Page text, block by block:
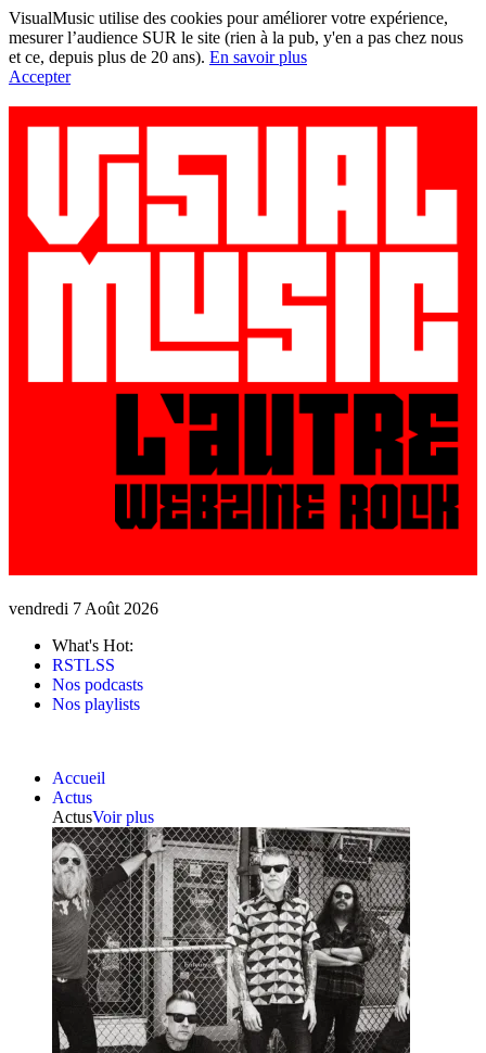
VisualMusic utilise des cookies pour améliorer votre expérience,
mesurer l’audience SUR le site (rien à la pub, y'en a pas chez nous
et ce, depuis plus de 20 ans). En savoir plus
Accepter
vendredi 7 Août 2026
What's Hot:
RSTLSS
Nos podcasts
Nos playlists
Accueil
Actus
ActusVoir plus